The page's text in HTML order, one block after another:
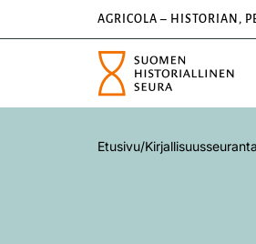
AGRICOLA – HISTORIAN,
Etusivu/Kirjallisuusseuranta